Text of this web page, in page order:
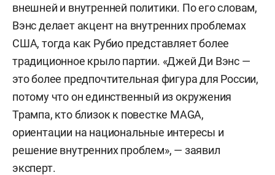
внешней и внутренней политики. По его словам,
Вэнс делает акцент на внутренних проблемах
США, тогда как Рубио представляет более
традиционное крыло партии. «Джей Ди Вэнс —
это более предпочтительная фигура для России,
потому что он единственный из окружения
Трампа, кто близок к повестке MAGA,
ориентации на национальные интересы и
решение внутренних проблем», — заявил
эксперт.